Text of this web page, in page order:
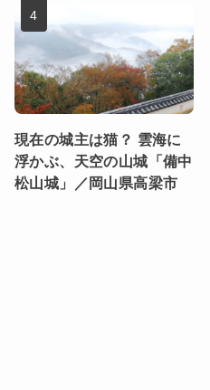
現在の城主は猫？ 雲海に
浮かぶ、天空の山城「備中
松山城」／岡山県高梁市